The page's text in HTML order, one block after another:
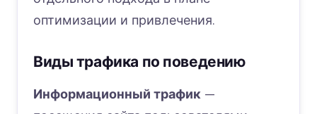
оптимизации и привлечения.
Виды трафика по поведению
Информационный трафик —